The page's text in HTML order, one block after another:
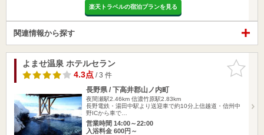
楽天トラベルの宿泊プランを見る
関連情報から探す
お気に入
りに追加
よませ温泉 ホテルセラン
4.3点/ 3 件
長野県 / 下高井郡山ノ内町
夜間瀬駅2.46km 信濃竹原駅2.83km
長野電鉄・湯田中駅より送迎車で約10分上信越道・信州中
野ICから車で…
営業時間 14:00～22:00
入浴料金 600円～